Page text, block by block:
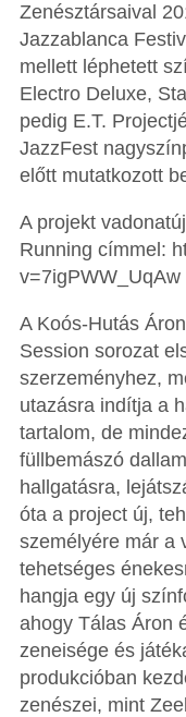
Zenésztársaival
Jazzablanca
mellett léphetett
Electro Deluxe,
pedig E.T.
JazzFest
előtt mutatkozott
A projekt
Running címmel:
v=7igPWW_UqAw
A Koós-Hutás
Session sorozat
szerzeményhez,
utazásra indítja a
tartalom, de
füllbemászó
hallgatásra,
óta a project új,
személyére már a
tehetséges
hangja egy új
ahogy Tálas Áron
zeneisége és
produkcióban
zenészei, mint